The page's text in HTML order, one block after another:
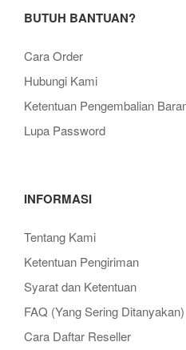
BUTUH BANTUAN?
Cara Order
Hubungi Kami
Ketentuan Pengembalian
Lupa Password
INFORMASI
Tentang Kami
Ketentuan Pengiriman
Syarat dan Ketentuan
FAQ (Yang Sering Ditanyakan)
Cara Daftar Reseller